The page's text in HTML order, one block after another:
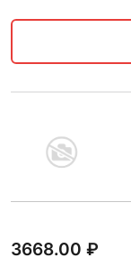
3668.00 ₽